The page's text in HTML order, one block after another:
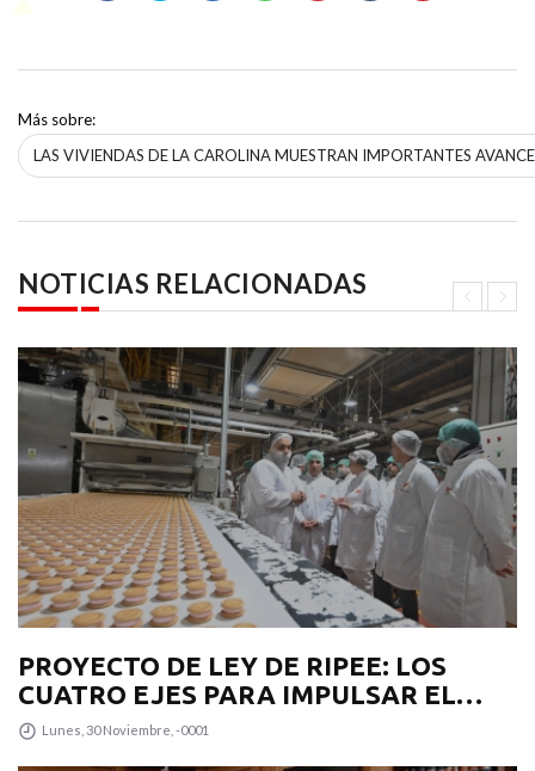
Más sobre:
LAS VIVIENDAS DE LA CAROLINA MUESTRAN IMPORTANTES
NOTICIAS RELACIONADAS
PROYECTO DE LEY DE RIPEE: LOS
CUATRO EJES PARA IMPULSAR EL
DESARROLLO PRODUCTIVO EN LA
Lunes, 30 Noviembre, -0001